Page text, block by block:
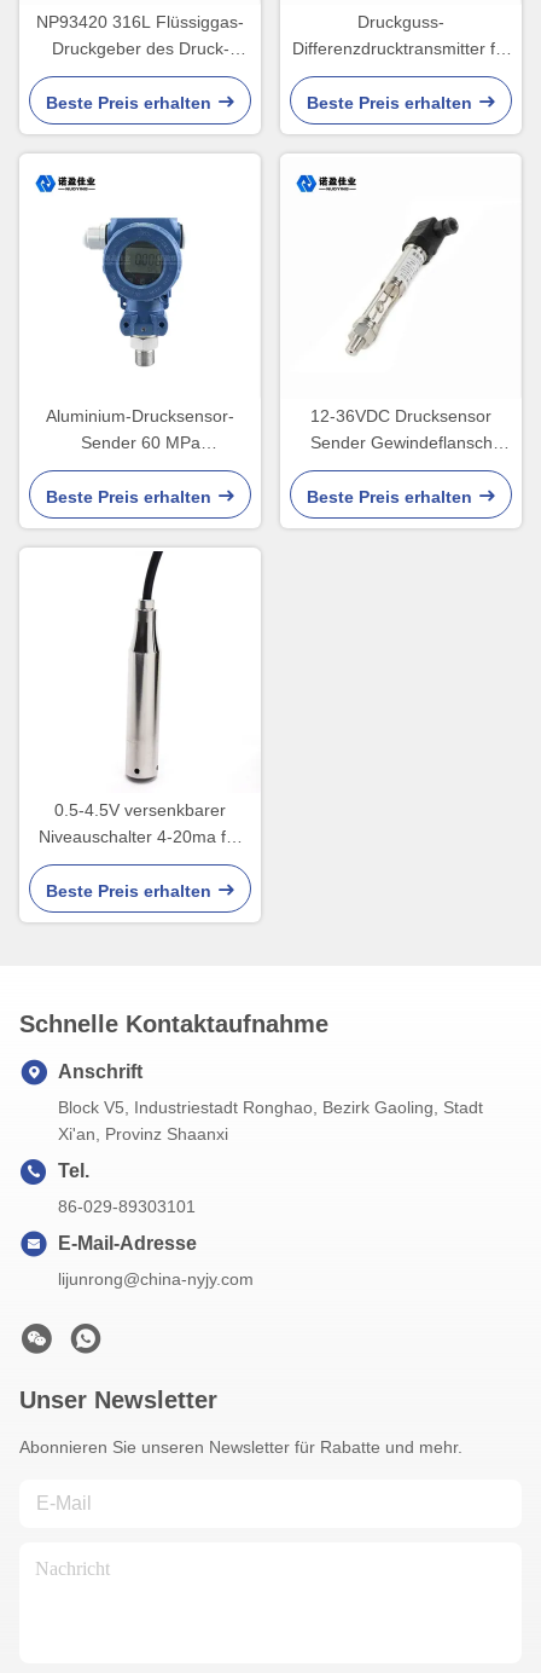
NP93420 316L Flüssiggas-
Druckgeber des Druck-
Sensor-Übermittler-IP65
Beste Preis erhalten
Druckguss-
Differenzdrucktransmitter für
Wasser, 24 VDC, hohe
Empfindlichkeit
Beste Preis erhalten
Aluminium-Drucksensor-
Sender 60 MPa
Flüssigkeitsdruck-Sender
Beste Preis erhalten
12-36VDC Drucksensor
Sender Gewindeflansch
Hochtemperatur-
Drucksensor
Beste Preis erhalten
0.5-4.5V versenkbarer
Niveauschalter 4-20ma für
Wasser-Behälter gut
Beste Preis erhalten
Schnelle Kontaktaufnahme
Anschrift
Block V5, Industriestadt Ronghao, Bezirk Gaoling, Stadt
Xi'an, Provinz Shaanxi
Tel.
86-029-89303101
E-Mail-Adresse
lijunrong@china-nyjy.com
Unser Newsletter
Abonnieren Sie unseren Newsletter für Rabatte und mehr.